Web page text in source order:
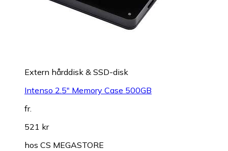
Extern hårddisk & SSD-disk
Intenso 2.5" Memory Case 500GB
fr.
521 kr
hos CS MEGASTORE